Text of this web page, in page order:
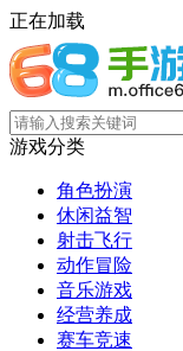
正在加载
游戏分类
角色扮演
休闲益智
射击飞行
动作冒险
音乐游戏
经营养成
赛车竞速